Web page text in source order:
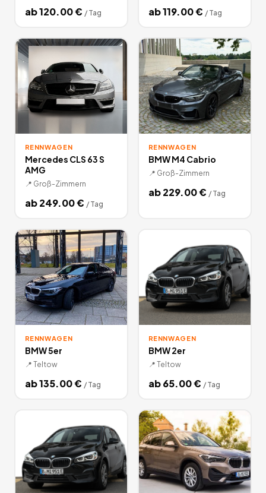
ab120.00€ / Tag ab119.00€ / Tag
RENNWAGEN
Mercedes CLS 63 S
AMG
📍 Groß-Zimmern
ab249.00€ / Tag
RENNWAGEN
BMW M4 Cabrio
📍 Groß-Zimmern
ab229.00€ / Tag
RENNWAGEN
BMW 5er
📍 Teltow
ab135.00€ / Tag
RENNWAGEN
BMW 2er
📍 Teltow
ab65.00€ / Tag